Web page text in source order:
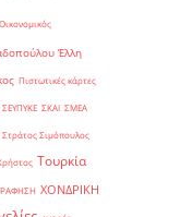
Οικονομικός
Έλλη
Πιστωτικές κάρτες
ΣΕΥΠΥΚΕ ΣΚΑΙ ΣΜΕΑ
Στράτος Σιμόπουλος
Τουρκία
ΧΟΝΔΡΙΚΗ